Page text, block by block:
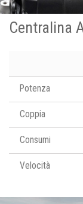
Centralina
Potenza
Coppia
Consumi
Velocità